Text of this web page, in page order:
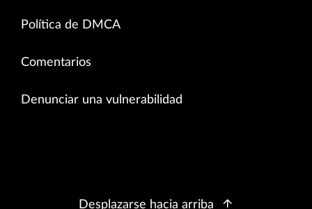
Política de DMCA
Comentarios
Denunciar una vulnerabilidad
Desplazarse hacia arriba